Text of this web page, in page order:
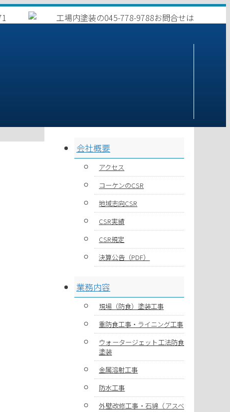
会社概要
アクセス
コーケンのCSR
地域志向CSR
CSR実績
CSR規定
決算公告（PDF）
業務内容
現場（防食）塗装工事
重防食工事・ライニング工事
ウォータージェット工法防食
塗装
金属溶射工事
防水工事
外壁改修工事・石綿（アスベ